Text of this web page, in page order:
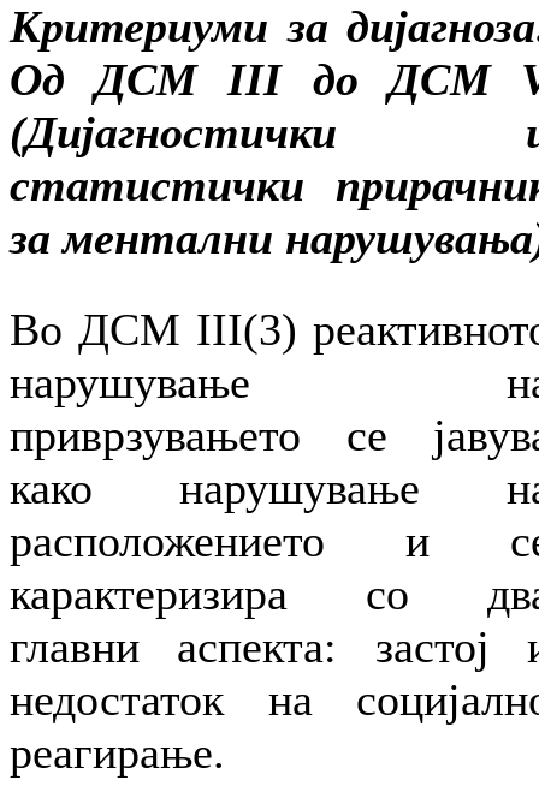
Критериуми за
Од ДСМ III до ДСМ
(Дијагностички
статистички
за ментални
Во ДСМ III(3)
нарушување
приврзувањето се
како нарушување
расположението и
карактеризира со
главни аспекта: застој
недостаток на
реагирање.